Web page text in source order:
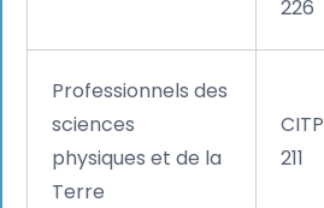
226
Professionnels des
sciences
physiques et de la
Terre
CITP
211